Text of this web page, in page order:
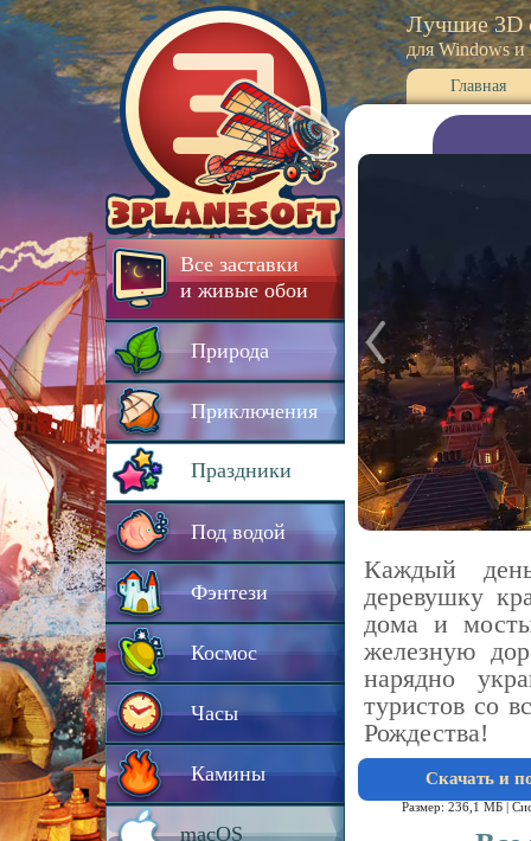
Все заставки
и живые обои
Природа
Приключения
Праздники
Под водой
Фэнтези
Космос
Часы
Камины
macOS
Лучшие 3D
для Windows и
Главная
Каждый
деревушку
дома и
железную
нарядно
туристов со
Рождества!
Скачать и
Размер: 236,1 МБ |